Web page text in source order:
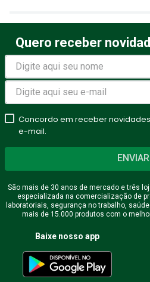
Avalie o produto de 1 a 5
estrelas
★★ ★★★
Seu nome
Endereço de email
Escreva uma avaliação
Quero receber
Concordo em receber
e-mail.
ENVIAR
São mais de 30 anos de mercado e três
especializada na comercialização de
laboratoriais, segurança no trabalho,
mais de 15.000 produtos com o
Baixe nosso app